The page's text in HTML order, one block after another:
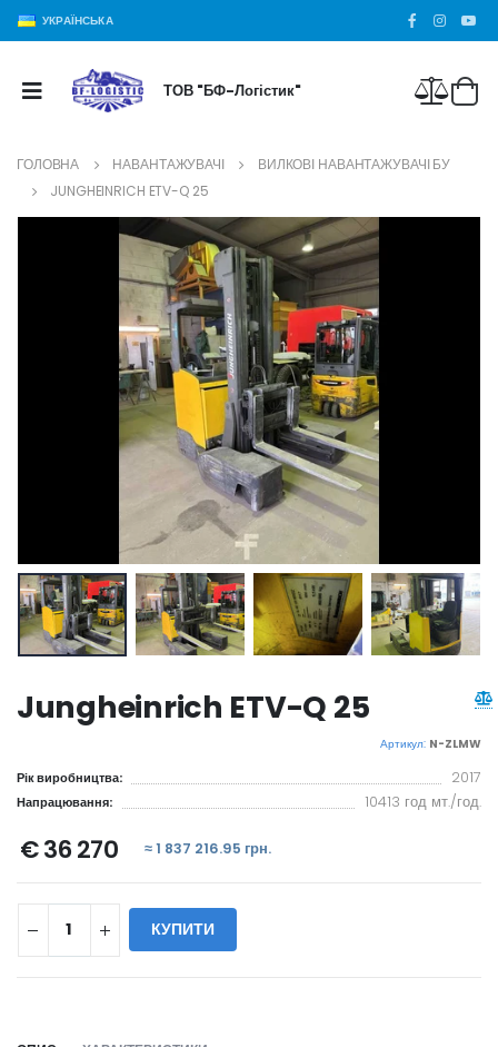
УКРАЇНСЬКА
ТОВ "БФ-Логістик"
ГОЛОВНА НАВАНТАЖУВАЧІ
ВИЛКОВІ НАВАНТАЖУВАЧІ БУ
JUNGHEINRICH ETV-Q 25
Jungheinrich ETV-Q 25
Артикул: N-ZLMW
Рік виробництва: 2017
Напрацювання: 10413 год мт./год.
€ 36 270 ≈ 1 837 216.95 грн.
КУПИТИ